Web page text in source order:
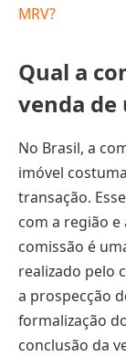
MRV?
Qual a
venda de
No Brasil, a
imóvel
transação.
com a região e
comissão é
realizado pelo
a prospecção
formalização
conclusão da